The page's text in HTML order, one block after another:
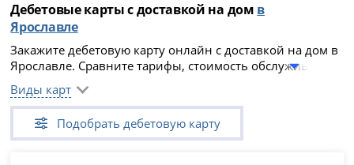
Дебетовые карты с доставкой на дом в
Ярославле
Закажите дебетовую карту онлайн с доставкой на дом в
Ярославле. Сравните тарифы, стоимость обслуживания,
кэшбэк, проценты на остаток и условия доставки, затем
заполните заявку на сайте банка. Решение, срок
выпуска и возможность курьерской доставки зависят от
банка, адреса и выбранной карты.
Виды карт
Подобрать дебетовую карту